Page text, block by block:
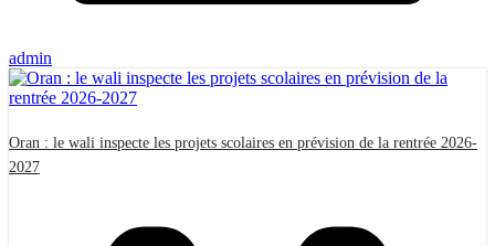
admin
Oran : le wali inspecte les projets scolaires en prévision de la rentrée 2026-
2027